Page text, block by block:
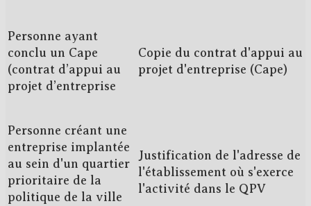
Personne ayant
conclu un Cape
(contrat d’appui au
projet d’entreprise
Copie du contrat d'appui au
projet d'entreprise (Cape)
Personne créant une
entreprise implantée
au sein d'un quartier
prioritaire de la
politique de la ville
Justification de l'adresse de
l'établissement où s'exerce
l'activité dans le QPV